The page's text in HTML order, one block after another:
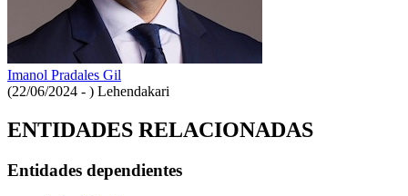
Imanol Pradales Gil
(22/06/2024 - ) Lehendakari
ENTIDADES RELACIONADAS
Entidades dependientes